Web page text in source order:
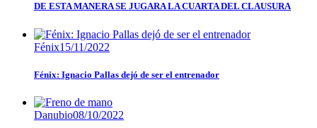
DE ESTA MANERA SE JUGARA LA CUARTA DEL CLAUSURA
Fénix15/11/2022
Fénix: Ignacio Pallas dejó de ser el entrenador
Danubio08/10/2022